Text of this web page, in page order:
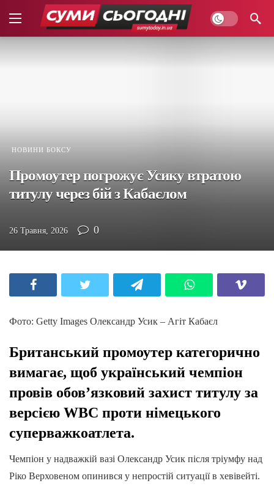
НОВИНИ БОКСУ
Промоутер погрожує Усику втратою
титулу через бій з Кабаєлом
26 Травня, 2026 0
Фото: Getty Images Олександр Усик – Агіт Кабаєл
Британський промоутер категорично
вимагає, щоб український чемпіон
провів обов’язковий захист титулу за
версією WBC проти німецького
суперважкоатлета.
Чемпіон у надважкій вазі Олександр Усик після тріумфу над
Ріко Верховеном опинився у непростій ситуації в хевівейті.